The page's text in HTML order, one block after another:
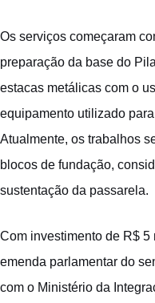
Os serviços começaram
preparação da base do
estacas metálicas com o
equipamento utilizado
Atualmente, os trabalhos
blocos de fundação,
sustentação da passarela.
Com investimento de R$
emenda parlamentar do
com o Ministério da